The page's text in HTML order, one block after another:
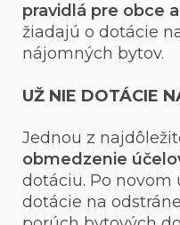
pravidlá pre obce
žiadajú o dotácie
nájomných bytov.
UŽ NIE DOTÁCIE
Jednou z
obmedzenie
dotáciu. Po novom
dotácie na